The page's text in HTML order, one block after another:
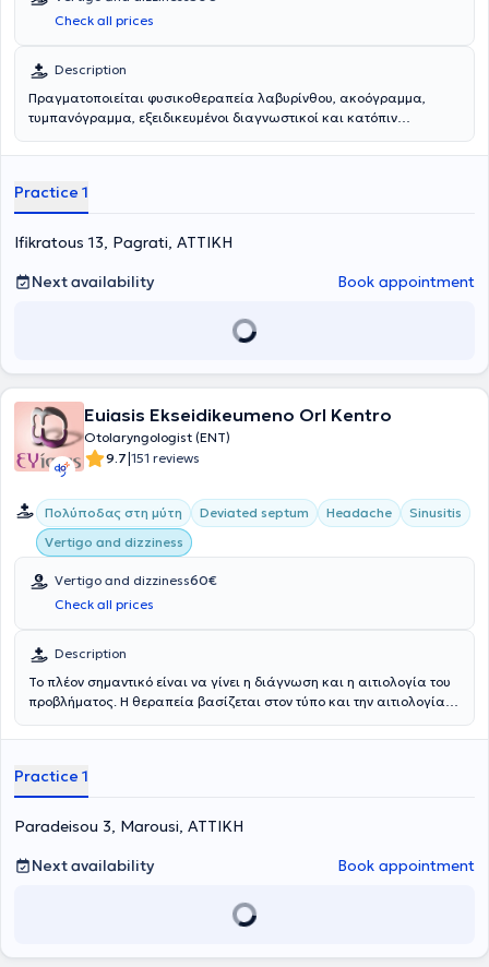
Check all prices
Description
Πραγματοποιείται φυσικοθεραπεία λαβυρίνθου, ακοόγραμμα,
τυμπανόγραμμα, εξειδικευμένοι διαγνωστικοί και κατόπιν
Αντιμετωπίζονται παθήσεις όπως ίλιγγος θέσης, νόσος meniere,
Practice 1
Ifikratous 13, Pagrati, ΑΤΤΙΚΗ
Next availability
Book appointment
Euiasis Ekseidikeumeno Orl Kentro
Otolaryngologist (ENT)
9.7|151 reviews
Πολύποδας στη μύτη Deviated septum Headache
Sinusitis
Vertigo and dizziness
Vertigo and dizziness60€
Check all prices
Description
Το πλέον σημαντικό είναι να γίνει η διάγνωση και η αιτιολογία του
προβλήματος. Η θεραπεία βασίζεται στον τύπο και την αιτιολογία
ΕΥίασις, αντιμετωπίζει άμεσα και αποτελεσματικά την ζάλη, τον
- στάσης (PPPD). Λόγω της ιδιαιτερότητας των ασθενών με ζάλη,
ίλιγγο, διαταραχές ισορροπίας και επίμονης ζάλης αντίληψης -
στάσης (PPPD), πριν προβούν σε οποιαδήποτε θεραπεία, διερευνούν
σε βάθος όλο το σύστημα της ισορροπίας, ώστε να γίνει διάγνωση
και εντοπισμός της αιτιολογίας του προβλήματος και η θεραπεία
να είναι εξατομικευμένη και ειδική. Η διάγνωση του είδους και της
και της επίμονης ζάλης αντίληψης - στάσης (PPPD) γίνεται από
Practice 1
Paradeisou 3, Marousi, ΑΤΤΙΚΗ
Next availability
Book appointment